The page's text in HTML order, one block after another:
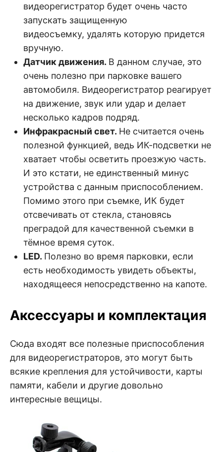
видеорегистратор будет очень часто
запускать защищенную
видеосъемку, удалять которую придется
вручную.
Датчик движения. В данном случае, это
очень полезно при парковке вашего
автомобиля. Видеорегистратор реагирует
на движение, звук или удар и делает
несколько кадров подряд.
Инфракрасный свет. Не считается очень
полезной функцией, ведь ИК-подсветки не
хватает чтобы осветить проезжую часть.
И это кстати, не единственный минус
устройства с данным приспособлением.
Помимо этого при съемке, ИК будет
отсвечивать от стекла, становясь
преградой для качественной съемки в
тёмное время суток.
LED. Полезно во время парковки, если
есть необходимость увидеть объекты,
находящееся непосредственно на капоте.
Аксессуары и комплектация
Сюда входят все полезные приспособления
для видеорегистраторов, это могут быть
всякие крепления для устойчивости, карты
памяти, кабели и другие довольно
интересные вещицы.